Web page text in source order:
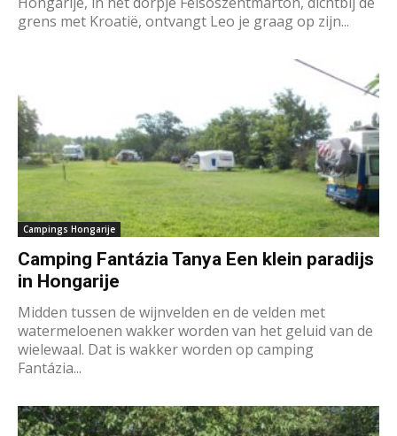
grens met Kroatië, ontvangt Leo je graag op zijn...
Campings Hongarije
Camping Fantázia Tanya Een klein paradijs
in Hongarije
Midden tussen de wijnvelden en de velden met
watermeloenen wakker worden van het geluid van de
wielewaal. Dat is wakker worden op camping
Fantázia...